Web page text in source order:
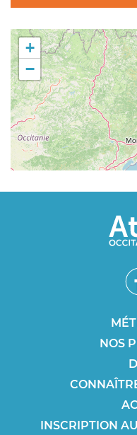
+
−
NOS
INSCRIPTION